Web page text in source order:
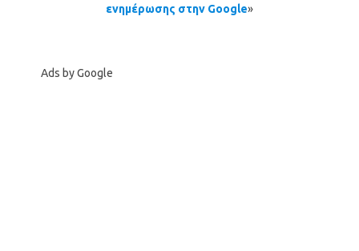
ενημέρωσης στην Google»
Ads by Google